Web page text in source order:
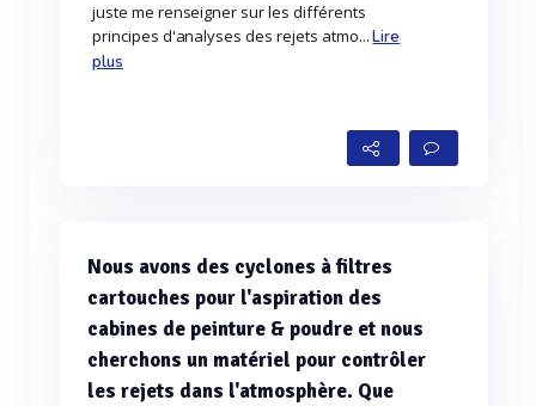
juste me renseigner sur les différents
principes d'analyses des rejets atmo...Lire
plus
Nous avons des cyclones à filtres
cartouches pour l'aspiration des
cabines de peinture & poudre et nous
cherchons un matériel pour contrôler
les rejets dans l'atmosphère. Que